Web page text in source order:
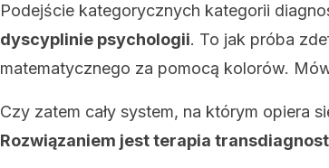
Podejście kategorycznych kategorii
dyscyplinie psychologii. To jak próba
matematycznego za pomocą kolorów.
Czy zatem cały system, na którym opiera
Rozwiązaniem jest terapia